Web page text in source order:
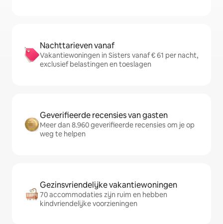
Nachttarieven vanaf
Vakantiewoningen in Sisters vanaf € 61 per nacht,
exclusief belastingen en toeslagen
Geverifieerde recensies van gasten
Meer dan 8.960 geverifieerde recensies om je op
weg te helpen
Gezinsvriendelijke vakantiewoningen
70 accommodaties zijn ruim en hebben
kindvriendelijke voorzieningen